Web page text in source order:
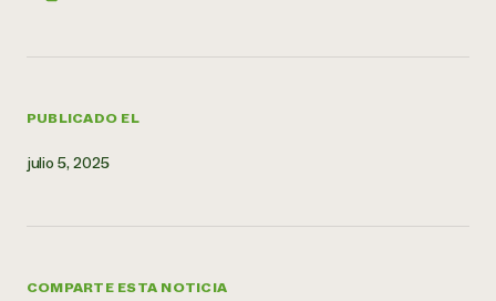
PUBLICADO EL
julio 5, 2025
COMPARTE ESTA NOTICIA